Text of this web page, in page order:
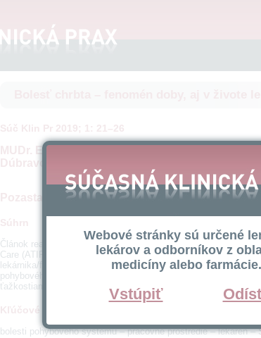
MUDr. Eva Dúbravová, doc. PharmDr. Daniela
Pozastavenia pri výsledkoch celoslovenského
Článok reaguje na výstupy celoslovenského dotazníkového
Care (ATIP), ktorého témou bola Bolesť chrbta a jej riešenie. V
lekárnika/farmaceutického laboranta frekventovane
pohybového aparátu. Autorky v reakcii na výsledky prieskumu
ťažkostiam a poukazujú najmä na praktické možnosti ich
bolesti pohybového systému – pracovné prostredie – lekáreň –
Webové stránky sú určené
lekárov a odborníkov z
medicíny alebo farmácie.
Vstúpiť